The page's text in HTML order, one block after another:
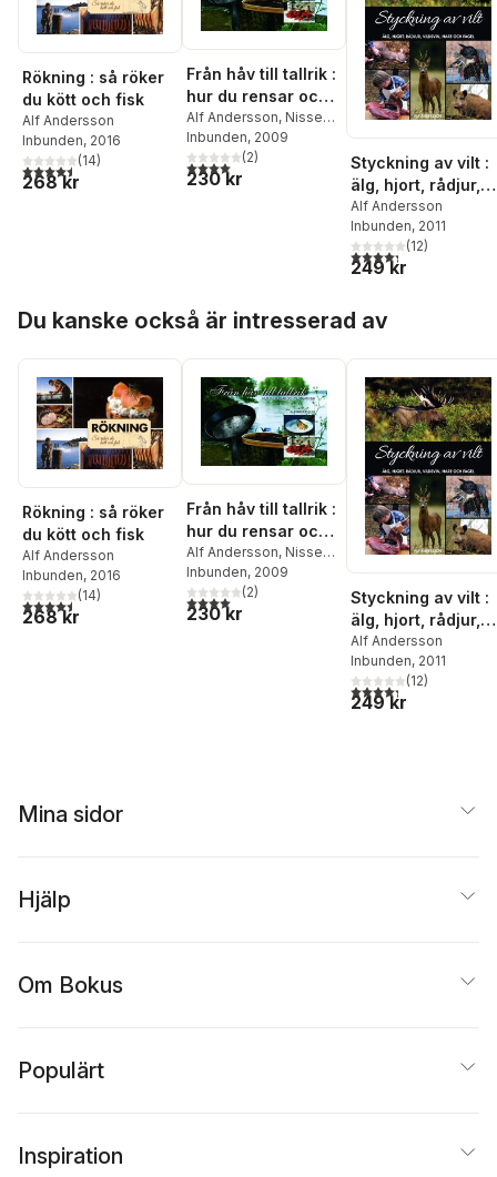
Rökning : så röker
du kött och fisk
Alf Andersson
Inbunden, 2016
4,5utav 5 stjärnor. Totalt antal röster:
(14)
268 kr
Från håv till tallrik :
hur du rensar och
tillagar fisk
Alf Andersson, Nisse
Ekwall,Vicky Ekwall
Inbunden, 2009
4,0utav 5 stjärnor. Totalt antal röster:
(2)
230 kr
Styckning av vilt :
älg, hjort, rådjur,
vildsvin, hare och
fågel
Alf Andersson
Inbunden, 2011
4,3utav 5 stjärnor.
(12)
249 kr
Du kanske också är intresserad av
Rökning : så röker
du kött och fisk
Alf Andersson
Inbunden, 2016
4,5utav 5 stjärnor. Totalt antal röster:
(14)
268 kr
Från håv till tallrik :
hur du rensar och
tillagar fisk
Alf Andersson, Nisse
Ekwall,Vicky Ekwall
Inbunden, 2009
4,0utav 5 stjärnor. Totalt antal röster:
(2)
230 kr
Styckning av vilt :
älg, hjort, rådjur,
vildsvin, hare och
fågel
Alf Andersson
Inbunden, 2011
4,3utav 5 stjärnor.
(12)
249 kr
Mina sidor
Hjälp
Om Bokus
Populärt
Inspiration